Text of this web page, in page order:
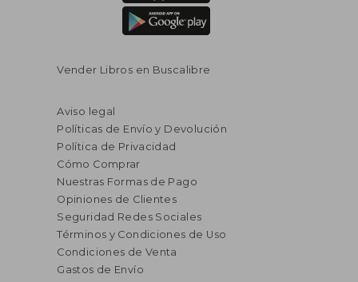
Vender Libros en Buscalibre
Aviso legal
Políticas de Envío y Devolución
Política de Privacidad
Cómo Comprar
Nuestras Formas de Pago
Opiniones de Clientes
Seguridad Redes Sociales
Términos y Condiciones de Uso
Condiciones de Venta
Gastos de Envío